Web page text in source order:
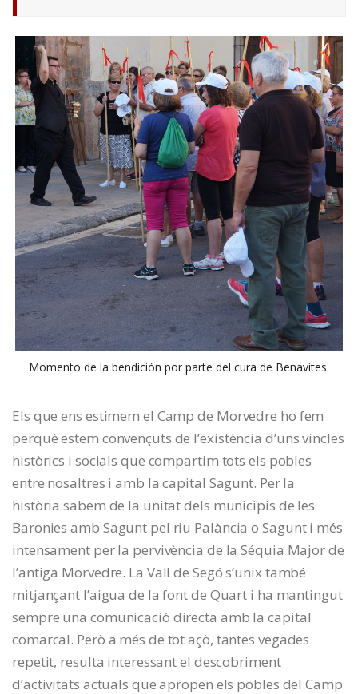
Momento de la bendición por parte del cura de Benavites.
Els que ens estimem el Camp de Morvedre ho fem
perquè estem convençuts de l’existència d’uns vincles
històrics i socials que compartim tots els pobles
entre nosaltres i amb la capital Sagunt. Per la
història sabem de la unitat dels municipis de les
Baronies amb Sagunt pel riu Palància o Sagunt i més
intensament per la pervivència de la Séquia Major de
l’antiga Morvedre. La Vall de Segó s’unix també
mitjançant l’aigua de la font de Quart i ha mantingut
sempre una comunicació directa amb la capital
comarcal. Però a més de tot açò, tantes vegades
repetit, resulta interessant el descobriment
d’activitats actuals que apropen els pobles del Camp